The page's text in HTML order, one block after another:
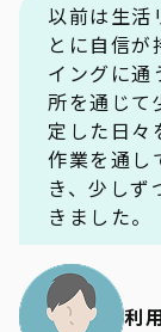
以前は生活
とに自信が
イングに通
所を通じて
定した日々
作業を通し
き、少しず
きました。
利